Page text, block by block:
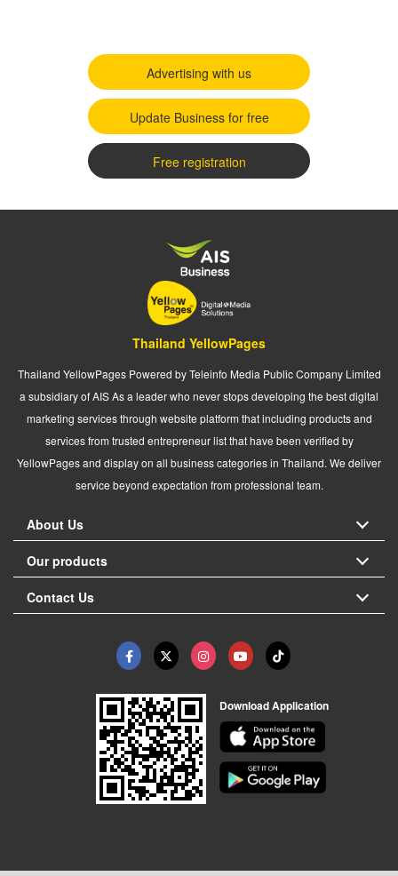
Advertising with us
Update Business for free
Free registration
Thailand YellowPages
Thailand YellowPages Powered by Teleinfo Media Public Company Limited
a subsidiary of AIS As a leader who never stops developing the best digital
marketing services through website platform that including products and
services from trusted entrepreneur list that have been verified by
YellowPages and display on all business categories in Thailand. We deliver
service beyond expectation from professional team.
About Us
Our products
Contact Us
Download Application